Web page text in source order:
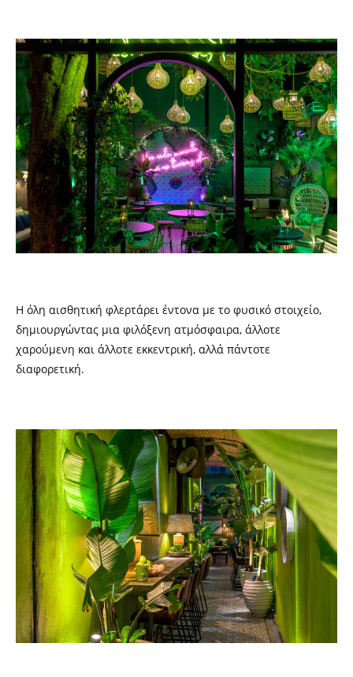
Η όλη αισθητική φλερτάρει έντονα με το φυσικό στοιχείο,
δημιουργώντας μια φιλόξενη ατμόσφαιρα, άλλοτε
χαρούμενη και άλλοτε εκκεντρική, αλλά πάντοτε
διαφορετική.